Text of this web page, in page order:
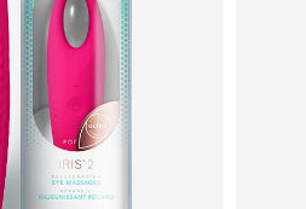
Entrega prevista
Entrega prevista
Entrega prevista
Entrega prevista